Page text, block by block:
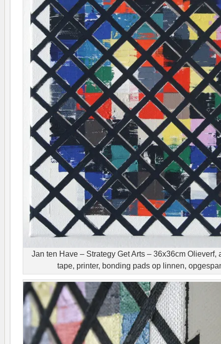
Jan ten Have – Strategy Get Arts – 36x36cm Olieverf,
tape, printer, bonding pads op linnen,